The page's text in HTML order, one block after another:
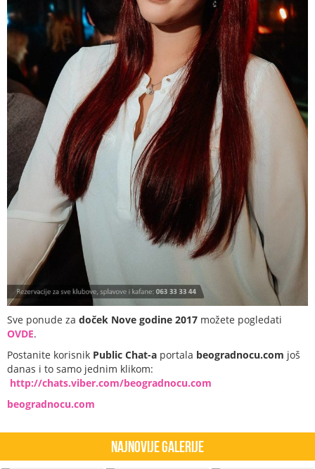
Sve ponude za doček Nove godine 2017 možete pogledati
OVDE.
Postanite korisnik Public Chat-a portala beogradnocu.com još
danas i to samo jednim klikom:
http://chats.viber.com/beogradnocu.com
beogradnocu.com
Najnovije Galerije